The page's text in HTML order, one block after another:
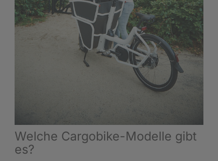
Welche Cargobike-Modelle gibt
es?